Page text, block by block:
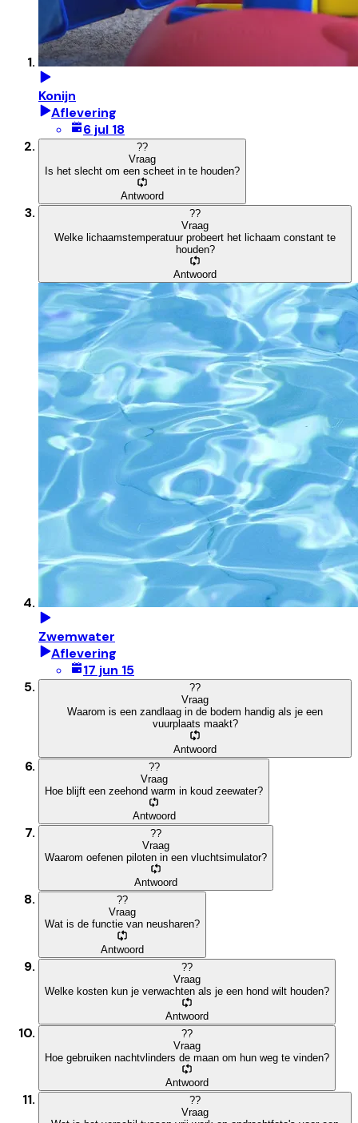
Konijn
Aflevering
6 jul 18
??
Vraag
Is het slecht om een scheet in te houden?
Antwoord
??
Vraag
Welke lichaamstemperatuur probeert het lichaam constant te
houden?
Antwoord
Zwemwater
Aflevering
17 jun 15
??
Vraag
Waarom is een zandlaag in de bodem handig als je een
vuurplaats maakt?
Antwoord
??
Vraag
Hoe blijft een zeehond warm in koud zeewater?
Antwoord
??
Vraag
Waarom oefenen piloten in een vluchtsimulator?
Antwoord
??
Vraag
Wat is de functie van neusharen?
Antwoord
??
Vraag
Welke kosten kun je verwachten als je een hond wilt houden?
Antwoord
??
Vraag
Hoe gebruiken nachtvlinders de maan om hun weg te vinden?
Antwoord
??
Vraag